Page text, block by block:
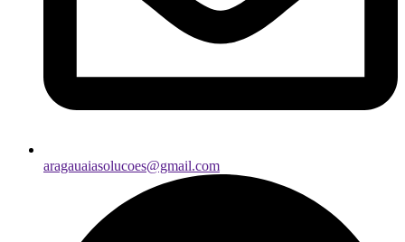
aragauaiasolucoes@gmail.com